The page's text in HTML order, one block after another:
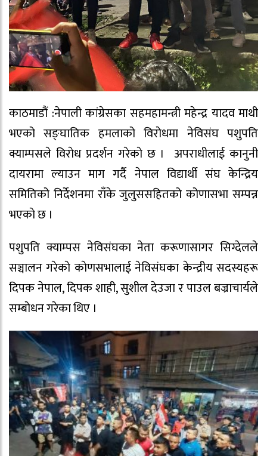
काठमाडौं :नेपाली कांग्रेसका सहमहामन्त्री महेन्द्र यादव माथी
भएको सङ्घातिक हमलाको विराेधमा नेविसंघ पशुपति
क्याम्पसले विराेध प्रदर्शन गरेकाे छ । अपराधीलाई कानुनी
दायरामा ल्याउन माग गर्दै नेपाल विद्यार्थी संघ केन्द्रिय
समितिको निर्देशनमा राँके जुलुससहितको कोणासभा सम्पन्न
भएकाे छ ।
पशुपति क्याम्पस नेविसंघका नेता करूणासागर सिग्देलले
सञ्चालन गरेकाे काेणसभालाई नेविसंघका केन्द्रीय सदस्यहरू
दिपक नेपाल, दिपक शाही, सुशील देउजा र पाउल बज्राचार्यले
सम्बाेधन गरेका थिए ।